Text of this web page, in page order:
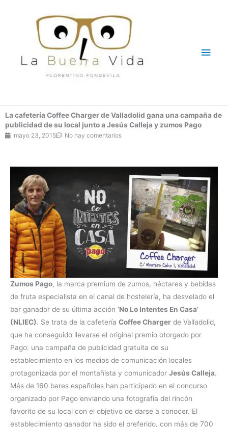
La cafetería Coffee Charger de Valladolid gana una campaña de
publicidad de su local junto a Jesús Calleja y zumos Pago
mayo 23, 2015 No hay comentarios
Zumos Pago, la marca premium de zumos, néctares y bebidas
de fruta especialista en el canal de hostelería, ha desvelado el
bar ganador de su última acción ‘No Lo Intentes En Casa’
(NLIEC). Se trata de la cafetería Coffee Charger de Valladolid,
que ha conseguido llevarse el original premio otorgado por
Pago: una campaña de publicidad gratuita de su
establecimiento en los medios de comunicación locales
protagonizada por el montañista y comunicador Jesús Calleja.
Más de 160 bares españoles han participado en el concurso
organizado por Pago enviando una fotografía del rincón
favorito de su local con el objetivo de darse a conocer. El
establecimiento ganador ha sido el preferido, con más de 700